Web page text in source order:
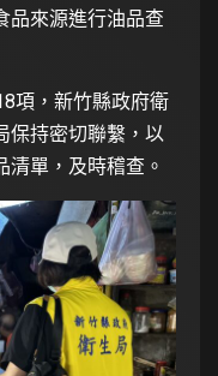
品來源進行油品查
項，新竹縣政府衛
保持密切聯繫，以
單，及時稽查。